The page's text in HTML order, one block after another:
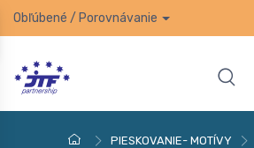
Obľúbené / Porovnávanie
PIESKOVANIE- MOTÍVY